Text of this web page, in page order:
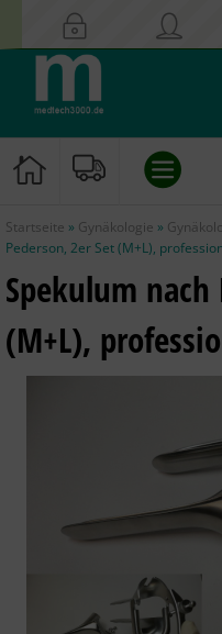
EINLAUF/KLISTIER
KATHETER
INSTRUMENTE
SONSTIGES
Startseite » Gynäkologie »
Pederson, 2er Set (M+L),
Spekulum nach
(M+L),